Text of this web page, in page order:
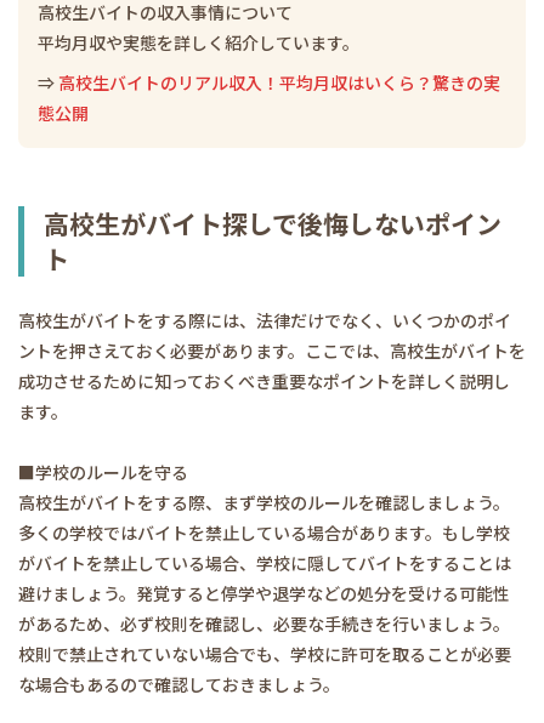
高校生バイトの収入事情について
平均月収や実態を詳しく紹介しています。
⇒ 高校生バイトのリアル収入！平均月収はいくら？驚きの実
態公開
高校生がバイト探しで後悔しないポイン
ト
高校生がバイトをする際には、法律だけでなく、いくつかのポイ
ントを押さえておく必要があります。ここでは、高校生がバイトを
成功させるために知っておくべき重要なポイントを詳しく説明し
ます。
■学校のルールを守る
高校生がバイトをする際、まず学校のルールを確認しましょう。
多くの学校ではバイトを禁止している場合があります。もし学校
がバイトを禁止している場合、学校に隠してバイトをすることは
避けましょう。発覚すると停学や退学などの処分を受ける可能性
があるため、必ず校則を確認し、必要な手続きを行いましょう。
校則で禁止されていない場合でも、学校に許可を取ることが必要
な場合もあるので確認しておきましょう。